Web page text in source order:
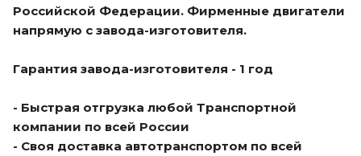
Российской Федерации. Фирменные двигатели
напрямую с завода-изготовителя.
Гарантия завода-изготовителя - 1 год
- Быстрая отгрузка любой Транспортной
компании по всей России
- Своя доставка автотранспортом по всей